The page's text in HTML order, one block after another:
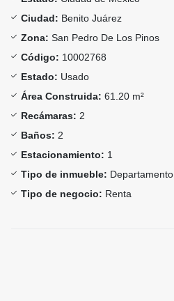
Ciudad: Benito Juárez
Zona: San Pedro De Los Pinos
Código: 10002768
Estado: Usado
Área Construida: 61.20 m²
Recámaras: 2
Baños: 2
Estacionamiento: 1
Tipo de inmueble: Departamento
Tipo de negocio: Renta